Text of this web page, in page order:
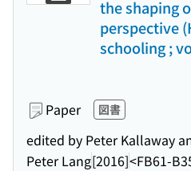
the shaping
perspective
schooling ;
Paper 図書
edited by Peter Kallaway
Peter Lang[2016]<FB61-